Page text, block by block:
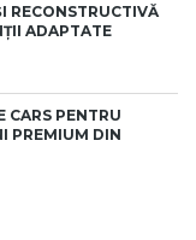
RECONSTRUCTIVĂ
ADAPTATE
CARS PENTRU
PREMIUM DIN